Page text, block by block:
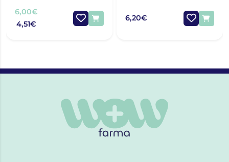
6,00€
4,51€
6,20€